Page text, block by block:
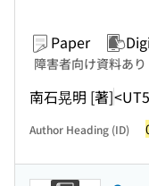
Paper
障害者向け資料あり
南石晃明 [著]
Author Heading (ID)